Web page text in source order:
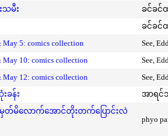
သမီး
ခင်ခင်
ခင်ခင်
May 5: comics collection
See,
May 10: comics collection
See,
May 12: comics collection
See,
ခန်း အာရင်
မိလောက်အောင်တိုးတက်ပြောင်းလဲ
phyo